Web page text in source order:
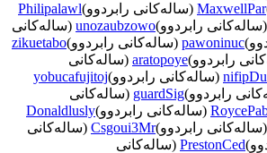
MaxwellPar (ساله‌كانی رابردوو)Philipalawl
(ساله‌كانی رابردوو)unozaubzowo (ساله‌كانی
pawoninuc (ساله‌كانی رابردوو)zikuetabo
رابردوو)aratopoye (ساله‌كانی
(ساله‌كانی رابردوو)yobucafujitoj
رابردوو)guardSig (ساله‌كانی
(ساله‌كانی رابردوو)Donaldlusly
(ساله‌كانی رابردوو)Csgoui3Mr (ساله‌كانی
PrestonCed (ساله‌كانی